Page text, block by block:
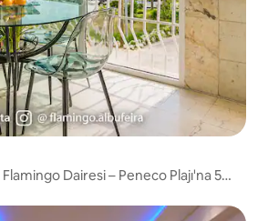
Dairesi – Peneco Plajı'na 5